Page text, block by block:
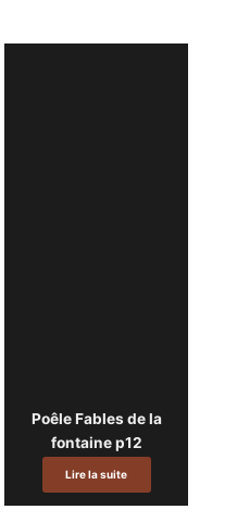
Poêle Fables de la
fontaine p12
Lire la suite